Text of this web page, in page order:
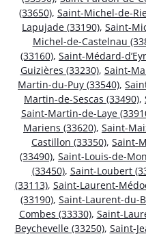
(33650), Saint-Michel-de-
Lapujade (33190), Saint-
Michel-de-Castelnau
(33160), Saint-Médard-
Guizières (33230), Saint-
Martin-du-Puy (33540),
Martin-de-Sescas (33490),
Saint-Martin-de-Laye
Mariens (33620), Saint-
Castillon (33350), Saint-
(33490), Saint-Louis-de-
(33450), Saint-Loubert
(33113), Saint-Laurent-
(33190), Saint-Laurent-du-
Combes (33330), Saint-
Beychevelle (33250), Saint-